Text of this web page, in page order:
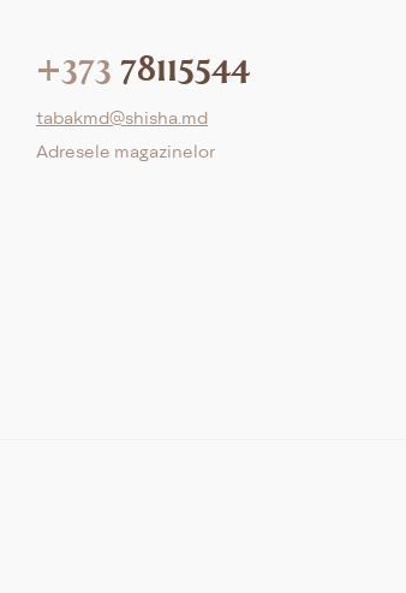
+373 78115544
tabakmd@shisha.md
Adresele magazinelor